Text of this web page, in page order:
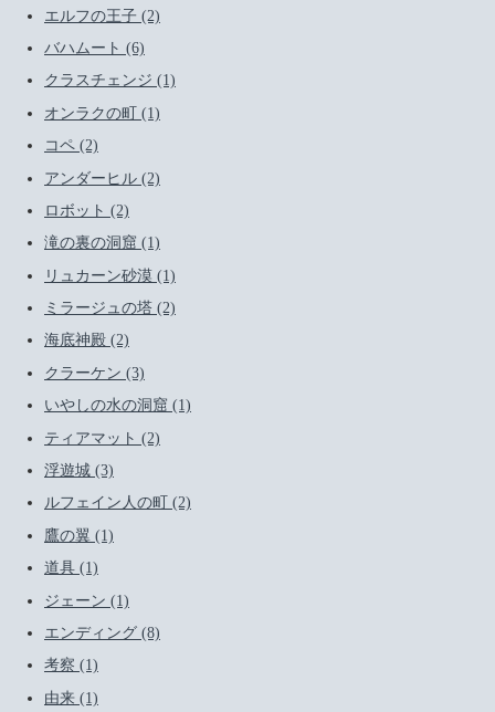
エルフの王子 (2)
バハムート (6)
クラスチェンジ (1)
オンラクの町 (1)
コペ (2)
アンダーヒル (2)
ロボット (2)
滝の裏の洞窟 (1)
リュカーン砂漠 (1)
ミラージュの塔 (2)
海底神殿 (2)
クラーケン (3)
いやしの水の洞窟 (1)
ティアマット (2)
浮遊城 (3)
ルフェイン人の町 (2)
鷹の翼 (1)
道具 (1)
ジェーン (1)
エンディング (8)
考察 (1)
由来 (1)